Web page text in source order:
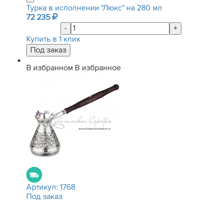
Турка в исполнении "Люкс" на 280 мл
72 235
-
+
Купить в 1 клик
В избранном В избранное
Артикул: 1768
Под заказ